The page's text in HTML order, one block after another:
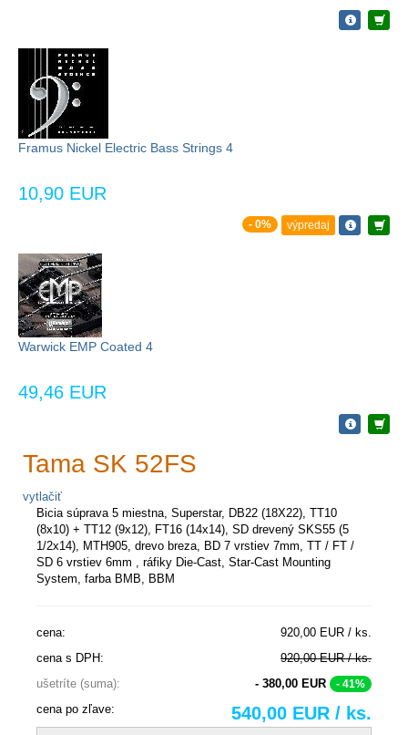
Framus Nickel Electric Bass Strings 4
10,90 EUR
- 0% výpredaj
Warwick EMP Coated 4
49,46 EUR
Tama SK 52FS
vytlačiť
Bicia súprava 5 miestna, Superstar, DB22 (18X22), TT10
(8x10) + TT12 (9x12), FT16 (14x14), SD drevený SKS55 (5
1/2x14), MTH905, drevo breza, BD 7 vrstiev 7mm, TT / FT /
SD 6 vrstiev 6mm , ráfiky Die-Cast, Star-Cast Mounting
System, farba BMB, BBM
cena:
920,00 EUR / ks.
cena s DPH:
920,00 EUR / ks.
ušetríte (suma):
- 380,00 EUR - 41%
cena po zľave: 540,00 EUR / ks.